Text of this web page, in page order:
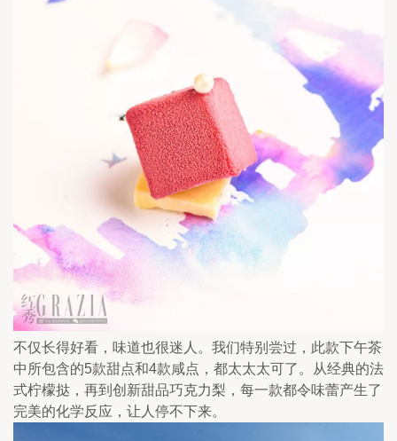
不仅长得好看，味道也很迷人。我们特别尝过，此款下午茶
中所包含的5款甜点和4款咸点，都太太太可了。从经典的法
式柠檬挞，再到创新甜品巧克力梨，每一款都令味蕾产生了
完美的化学反应，让人停不下来。